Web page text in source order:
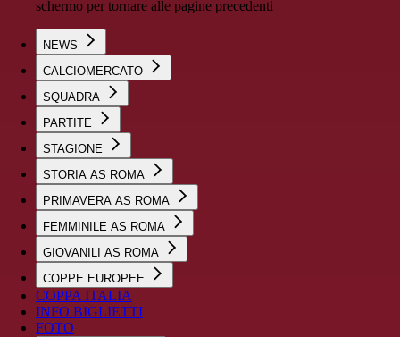
schermo per tornare alle pagine precedenti
NEWS
CALCIOMERCATO
SQUADRA
PARTITE
STAGIONE
STORIA AS ROMA
PRIMAVERA AS ROMA
FEMMINILE AS ROMA
GIOVANILI AS ROMA
COPPE EUROPEE
COPPA ITALIA
INFO BIGLIETTI
FOTO